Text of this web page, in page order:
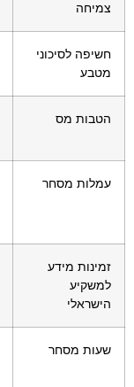
צמיחה
חשיפה לסיכוני
מטבע
הטבות מס
עמלות מסחר
זמינות מידע
למשקיע
הישראלי
שעות מסחר